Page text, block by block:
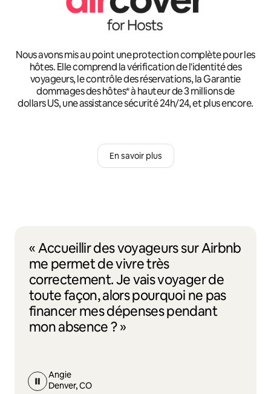
Nous avons mis au point une protection complète pour les
hôtes. Elle comprend la vérification de l'identité des
voyageurs, le contrôle des réservations, la Garantie
dommages des hôtes* à hauteur de 3 millions de
dollars US, une assistance sécurité 24h/24, et plus encore.
En savoir plus
« Accueillir des voyageurs sur Airbnb
me permet de vivre très
correctement. Je vais voyager de
toute façon, alors pourquoi ne pas
financer mes dépenses pendant
mon absence ? »
Angie
Denver, CO